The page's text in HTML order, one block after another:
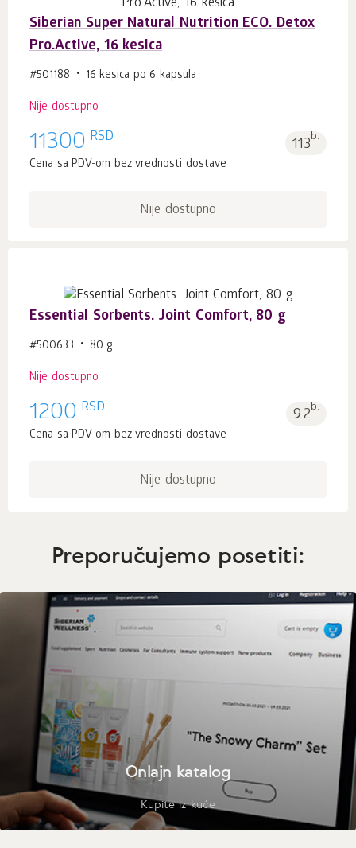
Siberian Super Natural Nutrition ECO. Detox
Pro.Active, 16 kesica
#501188 16 kesica po 6 kapsula
Nije dostupno
11300 RSD 113b.
Cena sa PDV-om bez vrednosti dostave
Nije dostupno
Essential Sorbents. Joint Comfort, 80 g
#500633 80 g
Nije dostupno
1200 RSD 9.2b.
Cena sa PDV-om bez vrednosti dostave
Nije dostupno
Preporučujemo posetiti:
Onlajn katalog
Kupite iz kuće